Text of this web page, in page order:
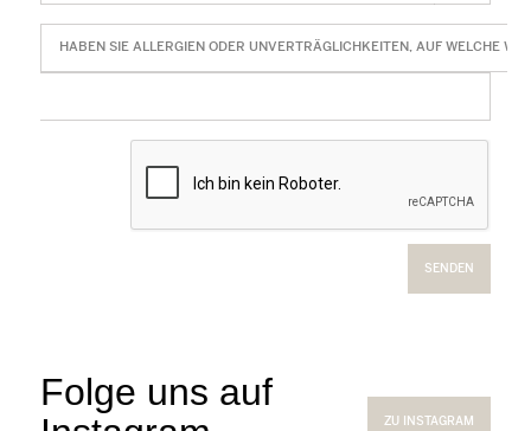
HABEN SIE ALLERGIEN ODER UNVERTRÄGLICHKEITEN, AUF WELCHE
SENDEN
Folge uns auf
ZU INSTAGRAM